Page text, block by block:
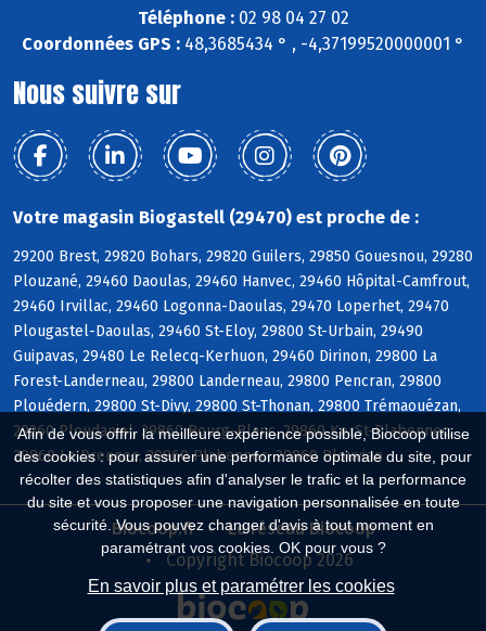
Afin de vous offrir la meilleure expérience possible, Biocoop utilise
des cookies : pour assurer une performance optimale du site, pour
récolter des statistiques afin d'analyser le trafic et la performance
du site et vous proposer une navigation personnalisée en toute
sécurité. Vous pouvez changer d'avis à tout moment en
paramétrant vos cookies. OK pour vous ?
En savoir plus et paramétrer les cookies
Téléphone :02 98 04 27 02
Coordonnées GPS : 48,3685434 ° , -4,37199520000001 °
Nous suivre sur
Votre magasin Biogastell (29470) est proche de :
29200 Brest, 29820 Bohars, 29820 Guilers, 29850 Gouesnou, 29280
Plouzané, 29460 Daoulas, 29460 Hanvec, 29460 Hôpital-Camfrout,
29460 Irvillac, 29460 Logonna-Daoulas, 29470 Loperhet, 29470
Plougastel-Daoulas, 29460 St-Eloy, 29800 St-Urbain, 29490
Guipavas, 29480 Le Relecq-Kerhuon, 29460 Dirinon, 29800 La
Forest-Landerneau, 29800 Landerneau, 29800 Pencran, 29800
Plouédern, 29800 St-Divy, 29800 St-Thonan, 29800 Trémaouézan,
29260 Ploudaniel, 29860 Bourg-Blanc, 29860 KerSt-Plabennec,
29860 Le Drennec, 29860 Plabennec, 29860 Plouvien
Biocoop.fr
Le réseau Biocoop
Copyright Biocoop 2026